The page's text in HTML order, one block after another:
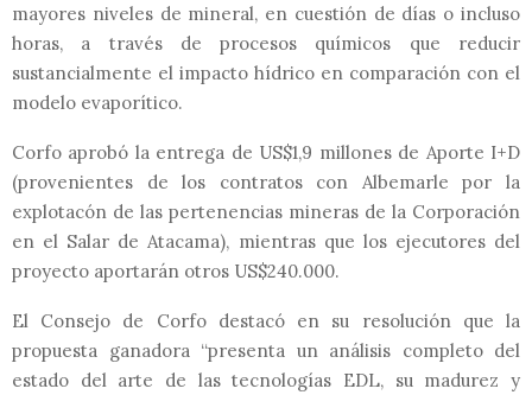
mayores niveles de mineral, en cuestión de días o incluso
horas, a través de procesos químicos que reducir
sustancialmente el impacto hídrico en comparación con el
modelo evaporítico.
Corfo aprobó la entrega de US$1,9 millones de Aporte I+D
(provenientes de los contratos con Albemarle por la
explotacón de las pertenencias mineras de la Corporación
en el Salar de Atacama), mientras que los ejecutores del
proyecto aportarán otros US$240.000.
El Consejo de Corfo destacó en su resolución que la
propuesta ganadora “presenta un análisis completo del
estado del arte de las tecnologías EDL, su madurez y